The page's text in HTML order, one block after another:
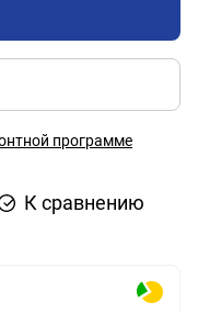
программе
К сравнению